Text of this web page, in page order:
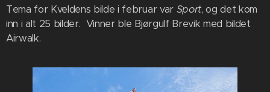
Tema for Kveldens bilde i februar varSport, og det kom
inn i alt 25 bilder. Vinner ble Bjørgulf Brevik med bildet
Airwalk.